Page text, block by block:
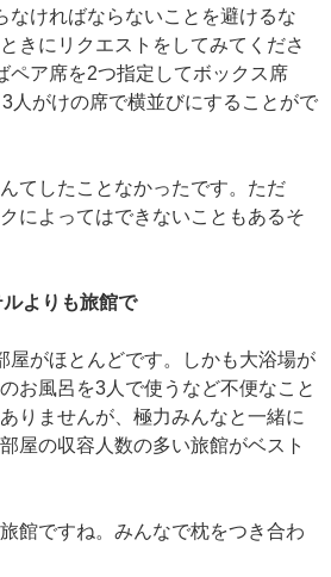
なければならないことを避けるな
きにリクエストをしてみてくださ
ペア席を2つ指定してボックス席
人がけの席で横並びにすることがで
てしたことなかったです。ただ
によってはできないこともあるそ
よりも旅館で
屋がほとんどです。しかも大浴場が
お風呂を3人で使うなど不便なこと
りませんが、極力みんなと一緒に
屋の収容人数の多い旅館がベスト
館ですね。みんなで枕をつき合わ